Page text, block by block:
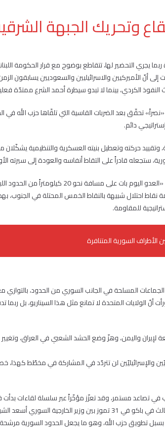
وتحريك الجبهة
التحضير لها، تتقاطع بوضوح مع قرار الحكومة
أنّ الأميركيين والاسرائيليين والسعوديين يسابقون
الكردي، بينما لا تبدو سيطرة أحمد الشرع ممتدّة
بعد الضربات القاسية التي تلقّاها حزب الله في
دائم.
حركته وتعطيل بنيته العسكرية والتنظيمية يشكّلان
ستجعله قادراً على التقاط أنفاسه والعودة إلى سيرته
لذلك، حذّرت المصادر الأمنية من أنّ التهديد لم يعد
نقاط احتلال شبيهة بالنقاط الخمس المحتلة في الجنوب،
للمقاومة.
السورية المتنافرة
المسلحة في الجانب السوري من الحدود، بالتوازي
الولايات المتحدة لا تمانع مثل هذا السيناريو، بل
واليمن، وهزّ وضع الحشد الشعبي في العراق، وتغيير
والإسرائيليّين لن تتردّد في المشاركة في مخطّط كهذا،
الماضي، مروراً بلقاء مشابه في باريس في 26 من الشهر نفسه، وانتهاءً بلقاء
تطويق حزب الله، وهو ما يجعل الحدود السورية